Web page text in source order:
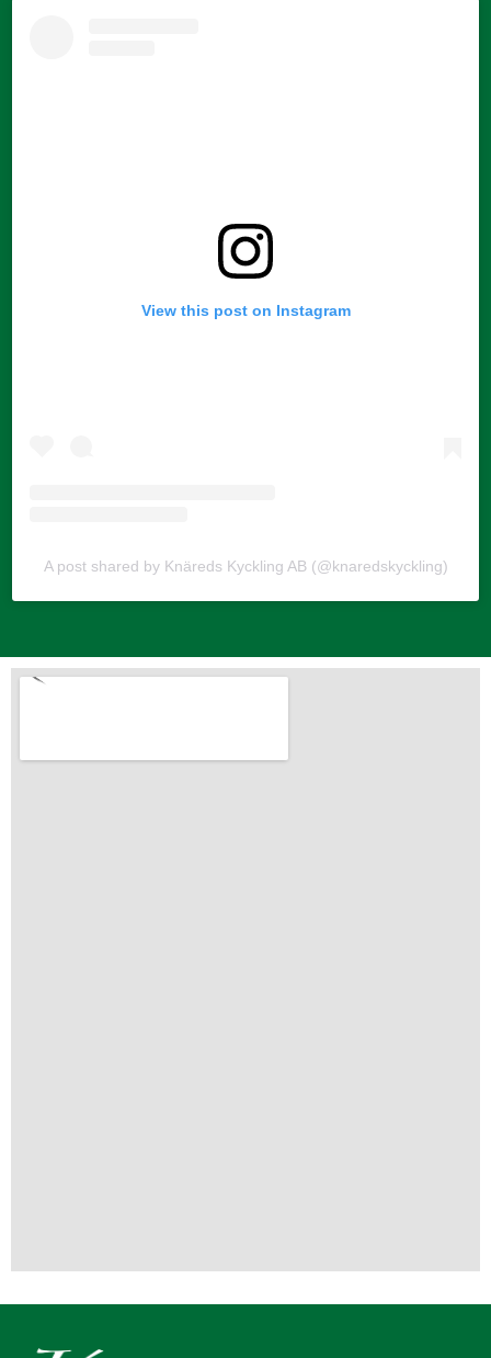
View this post on Instagram
A post shared by Knäreds Kyckling AB (@knaredskyckling)